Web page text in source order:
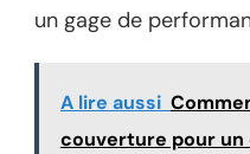
un gage de
A lire aussi
couverture pour un